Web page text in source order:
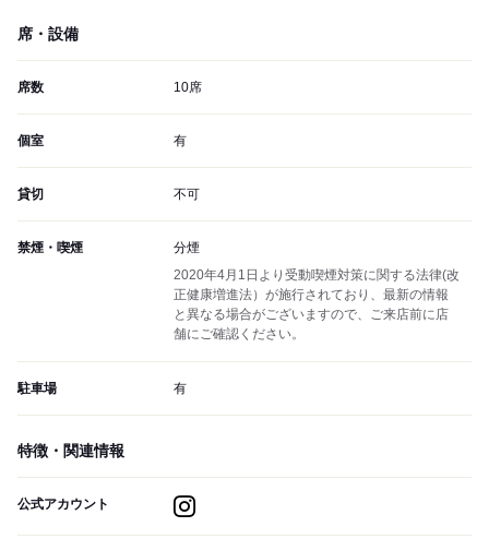
席・設備
席数 10席
個室 有
貸切 不可
禁煙・喫煙
分煙
2020年4月1日より受動喫煙対策に関する法律(改
正健康増進法）が施行されており、最新の情報
と異なる場合がございますので、ご来店前に店
舗にご確認ください。
駐車場 有
特徴・関連情報
公式アカウント